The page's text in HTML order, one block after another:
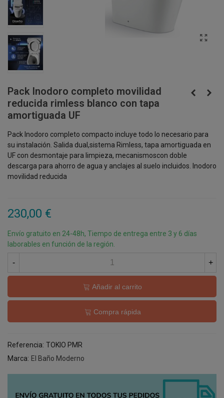
Pack Inodoro completo movilidad
reducida rimless blanco con tapa
amortiguada UF
Pack Inodoro completo compacto incluye todo lo necesario para
su instalación. Salida dual,sistema Rimless, tapa amortiguada en
UF con desmontaje para limpieza, mecanismoscon doble
descarga para ahorro de agua y anclajes al suelo incluidos. Inodoro
movilidad reducida
230,00 €
Envío gratuito en 24-48h, Tiempo de entrega entre 3 y 6 días
laborables en función de la región.
- +
Añadir al carrito
Compra rápida
Referencia: TOKIO PMR
Marca: El Baño Moderno